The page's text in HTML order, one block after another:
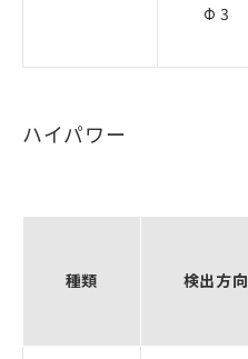
Φ 3
ハイパワー
種類 検出方向